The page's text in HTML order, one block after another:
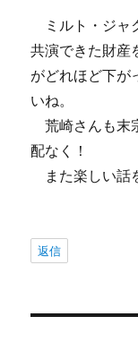
ミルト・ジャ
共演できた財産
がどれほど下が
いね。
荒崎さんも末
配なく！
また楽しい話
返信